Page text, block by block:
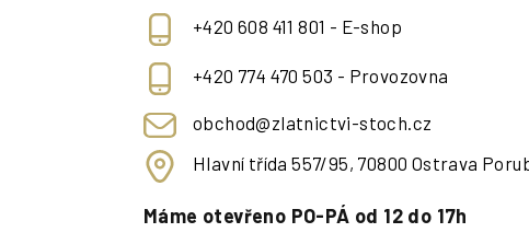
+420 608 411 801 - E-shop
+420 774 470 503 - Provozovna
obchod@zlatnictvi-stoch.cz
Hlavní třída 557/95, 70800 Ostrava
Máme otevřeno PO-PÁ od 12 do 17h